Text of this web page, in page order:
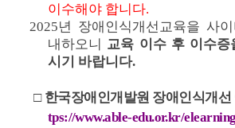
이수해야 합니다.
2025년 장애인식개선교육을 사이
내하오니 교육 이수 후 이수증
시기 바랍니다.
□ 한국장애인개발원 장애인식개
tps://www.able-edu.or.kr/elearning